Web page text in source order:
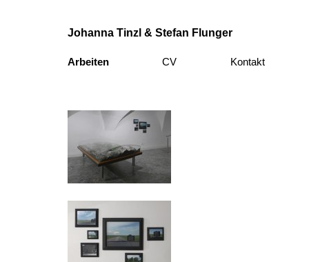
Johanna Tinzl & Stefan Flunger
Arbeiten CV Kontakt